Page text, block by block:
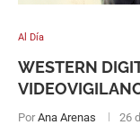
Al Día
WESTERN
Por Ana Arenas 26